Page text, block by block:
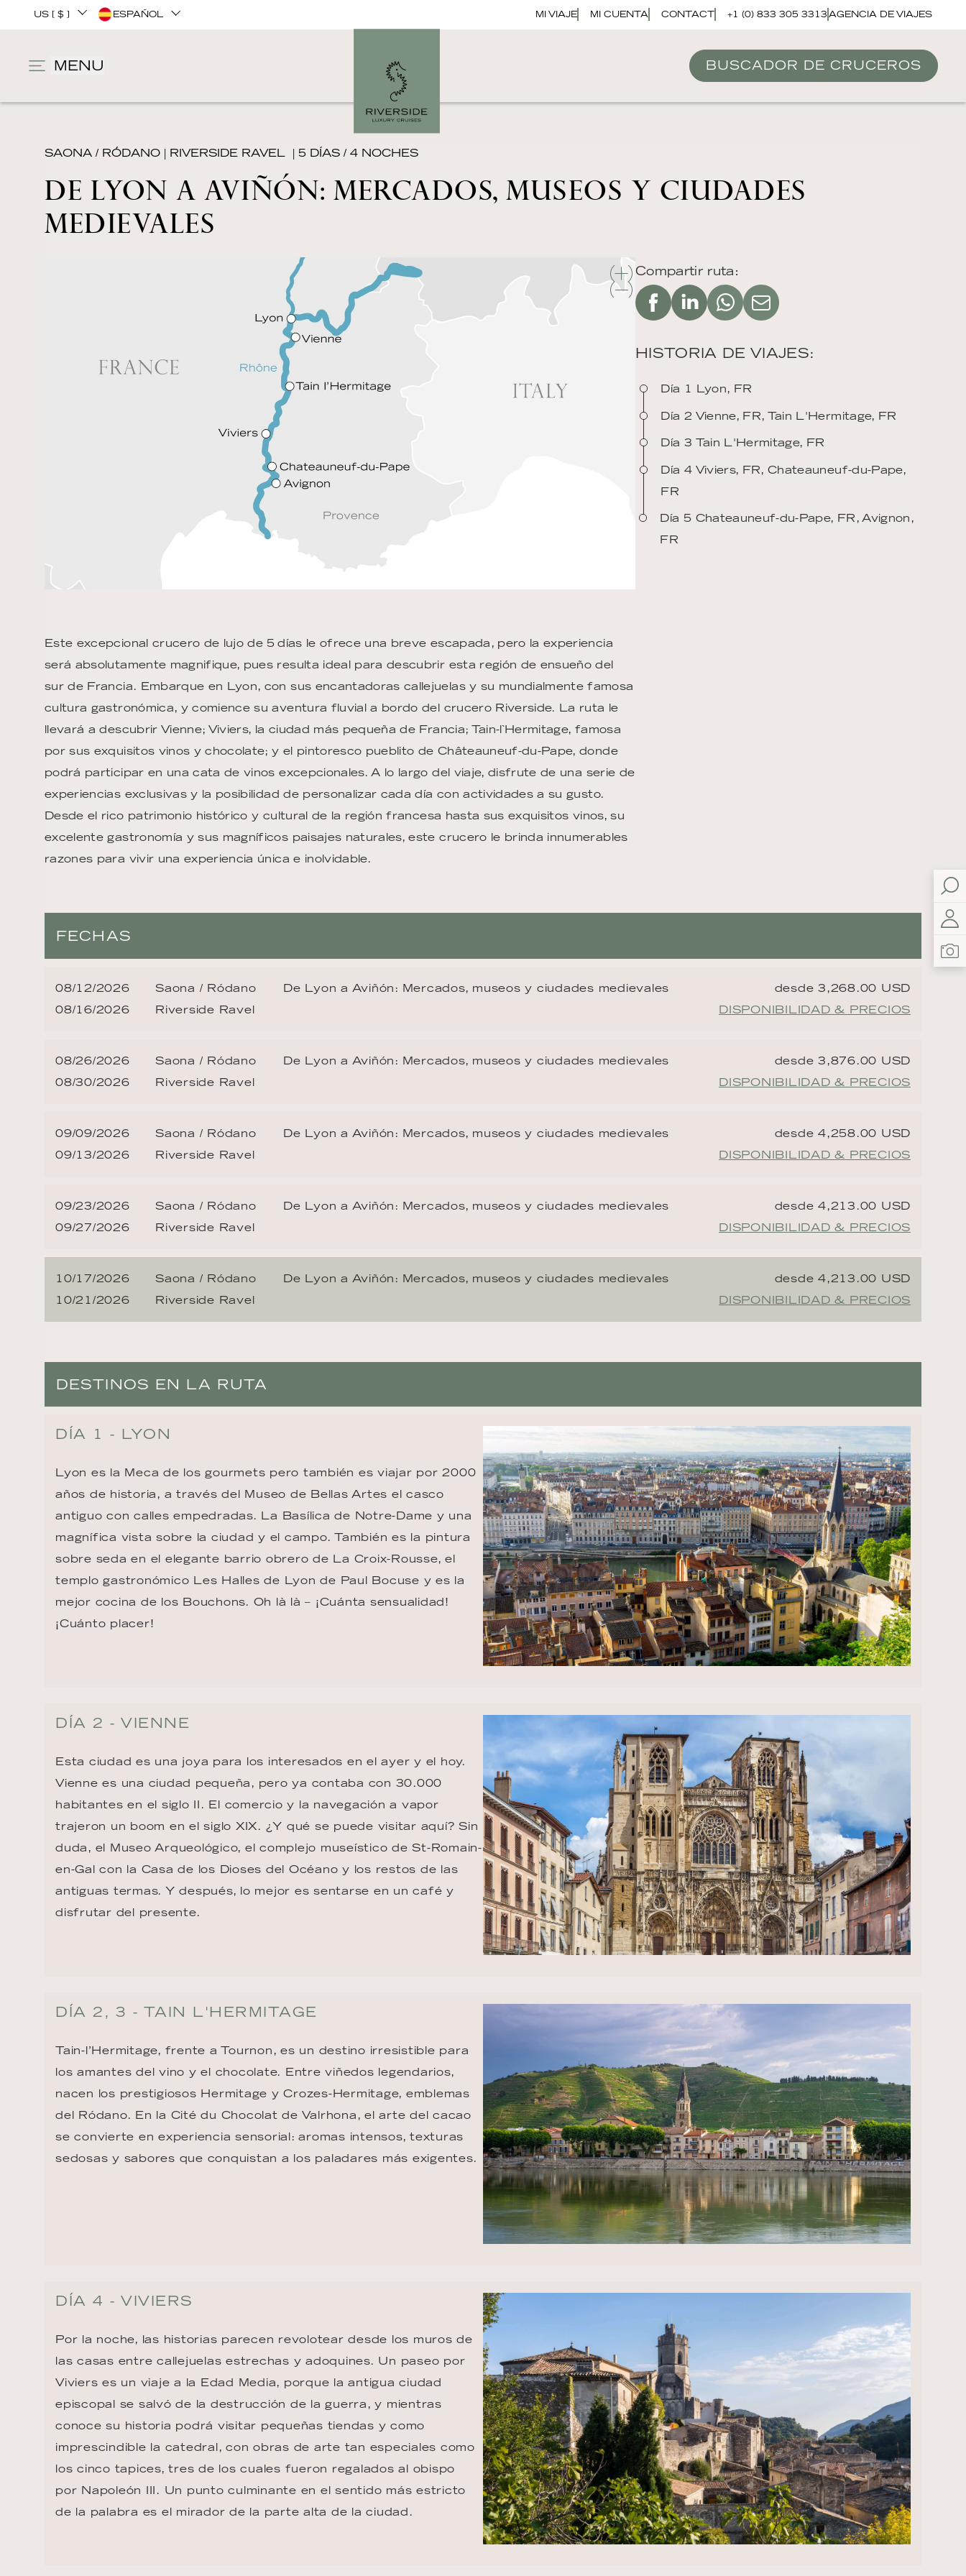
US [ $ ] ESPAÑOL MI VIAJE MI CUENTA CONTACT +1 (0) 833 305 3313 AGENCIA DE VIAJES
MENU BUSCADOR DE CRUCEROS
SAONA / RÓDANO | RIVERSIDE RAVEL | 5 DÍAS / 4 NOCHES
DE LYON A AVIÑÓN: MERCADOS, MUSEOS Y CIUDADES
MEDIEVALES
Compartir ruta:
HISTORIA DE VIAJES:
Día 1 Lyon, FR
Día 2 Vienne, FR, Tain L'Hermitage, FR
Día 3 Tain L'Hermitage, FR
Día 4 Viviers, FR, Chateauneuf-du-Pape,
FR
Día 5 Chateauneuf-du-Pape, FR, Avignon,
FR
Este excepcional crucero de lujo de 5 días le ofrece una breve escapada, pero la experiencia
será absolutamente magnifique, pues resulta ideal para descubrir esta región de ensueño del
sur de Francia. Embarque en Lyon, con sus encantadoras callejuelas y su mundialmente famosa
cultura gastronómica, y comience su aventura fluvial a bordo del crucero Riverside. La ruta le
llevará a descubrir Vienne; Viviers, la ciudad más pequeña de Francia; Tain-l`Hermitage, famosa
por sus exquisitos vinos y chocolate; y el pintoresco pueblito de Châteauneuf-du-Pape, donde
podrá participar en una cata de vinos excepcionales. A lo largo del viaje, disfrute de una serie de
experiencias exclusivas y la posibilidad de personalizar cada día con actividades a su gusto.
Desde el rico patrimonio histórico y cultural de la región francesa hasta sus exquisitos vinos, su
excelente gastronomía y sus magníficos paisajes naturales, este crucero le brinda innumerables
razones para vivir una experiencia única e inolvidable.
FECHAS
08/12/2026
08/16/2026
Saona / Ródano
Riverside Ravel
De Lyon a Aviñón: Mercados, museos y ciudades medievales
desde 3,268.00 USD
DISPONIBILIDAD & PRECIOS
08/26/2026
08/30/2026
Saona / Ródano
Riverside Ravel
De Lyon a Aviñón: Mercados, museos y ciudades medievales
desde 3,876.00 USD
DISPONIBILIDAD & PRECIOS
09/09/2026
09/13/2026
Saona / Ródano
Riverside Ravel
De Lyon a Aviñón: Mercados, museos y ciudades medievales
desde 4,258.00 USD
DISPONIBILIDAD & PRECIOS
09/23/2026
09/27/2026
Saona / Ródano
Riverside Ravel
De Lyon a Aviñón: Mercados, museos y ciudades medievales
desde 4,213.00 USD
DISPONIBILIDAD & PRECIOS
10/17/2026
10/21/2026
Saona / Ródano
Riverside Ravel
De Lyon a Aviñón: Mercados, museos y ciudades medievales
desde 4,213.00 USD
DISPONIBILIDAD & PRECIOS
DESTINOS EN LA RUTA
DÍA 1 - LYON
Lyon es la Meca de los gourmets pero también es viajar por 2000
años de historia, a través del Museo de Bellas Artes el casco
antiguo con calles empedradas. La Basílica de Notre-Dame y una
magnífica vista sobre la ciudad y el campo. También es la pintura
sobre seda en el elegante barrio obrero de La Croix-Rousse, el
templo gastronómico Les Halles de Lyon de Paul Bocuse y es la
mejor cocina de los Bouchons. Oh là là – ¡Cuánta sensualidad!
¡Cuánto placer!
DÍA 2 - VIENNE
Esta ciudad es una joya para los interesados en el ayer y el hoy.
Vienne es una ciudad pequeña, pero ya contaba con 30.000
habitantes en el siglo II. El comercio y la navegación a vapor
trajeron un boom en el siglo XIX. ¿Y qué se puede visitar aquí? Sin
duda, el Museo Arqueológico, el complejo museístico de St-Romain-
en-Gal con la Casa de los Dioses del Océano y los restos de las
antiguas termas. Y después, lo mejor es sentarse en un café y
disfrutar del presente.
DÍA 2, 3 - TAIN L'HERMITAGE
Tain-l’Hermitage, frente a Tournon, es un destino irresistible para
los amantes del vino y el chocolate. Entre viñedos legendarios,
nacen los prestigiosos Hermitage y Crozes-Hermitage, emblemas
del Ródano. En la Cité du Chocolat de Valrhona, el arte del cacao
se convierte en experiencia sensorial: aromas intensos, texturas
sedosas y sabores que conquistan a los paladares más exigentes.
DÍA 4 - VIVIERS
Por la noche, las historias parecen revolotear desde los muros de
las casas entre callejuelas estrechas y adoquines. Un paseo por
Viviers es un viaje a la Edad Media, porque la antigua ciudad
episcopal se salvó de la destrucción de la guerra, y mientras
conoce su historia podrá visitar pequeñas tiendas y como
imprescindible la catedral, con obras de arte tan especiales como
los cinco tapices, tres de los cuales fueron regalados al obispo
por Napoleón III. Un punto culminante en el sentido más estricto
de la palabra es el mirador de la parte alta de la ciudad.